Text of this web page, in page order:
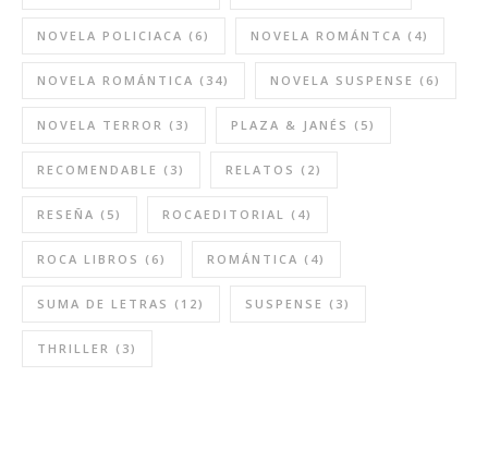
NOVELA POLICIACA (6) NOVELA ROMÁNTCA (4)
NOVELA ROMÁNTICA (34) NOVELA SUSPENSE (6)
NOVELA TERROR (3) PLAZA & JANÉS (5)
RECOMENDABLE (3) RELATOS (2)
RESEÑA (5) ROCAEDITORIAL (4)
ROCA LIBROS (6) ROMÁNTICA (4)
SUMA DE LETRAS (12) SUSPENSE (3)
THRILLER (3)